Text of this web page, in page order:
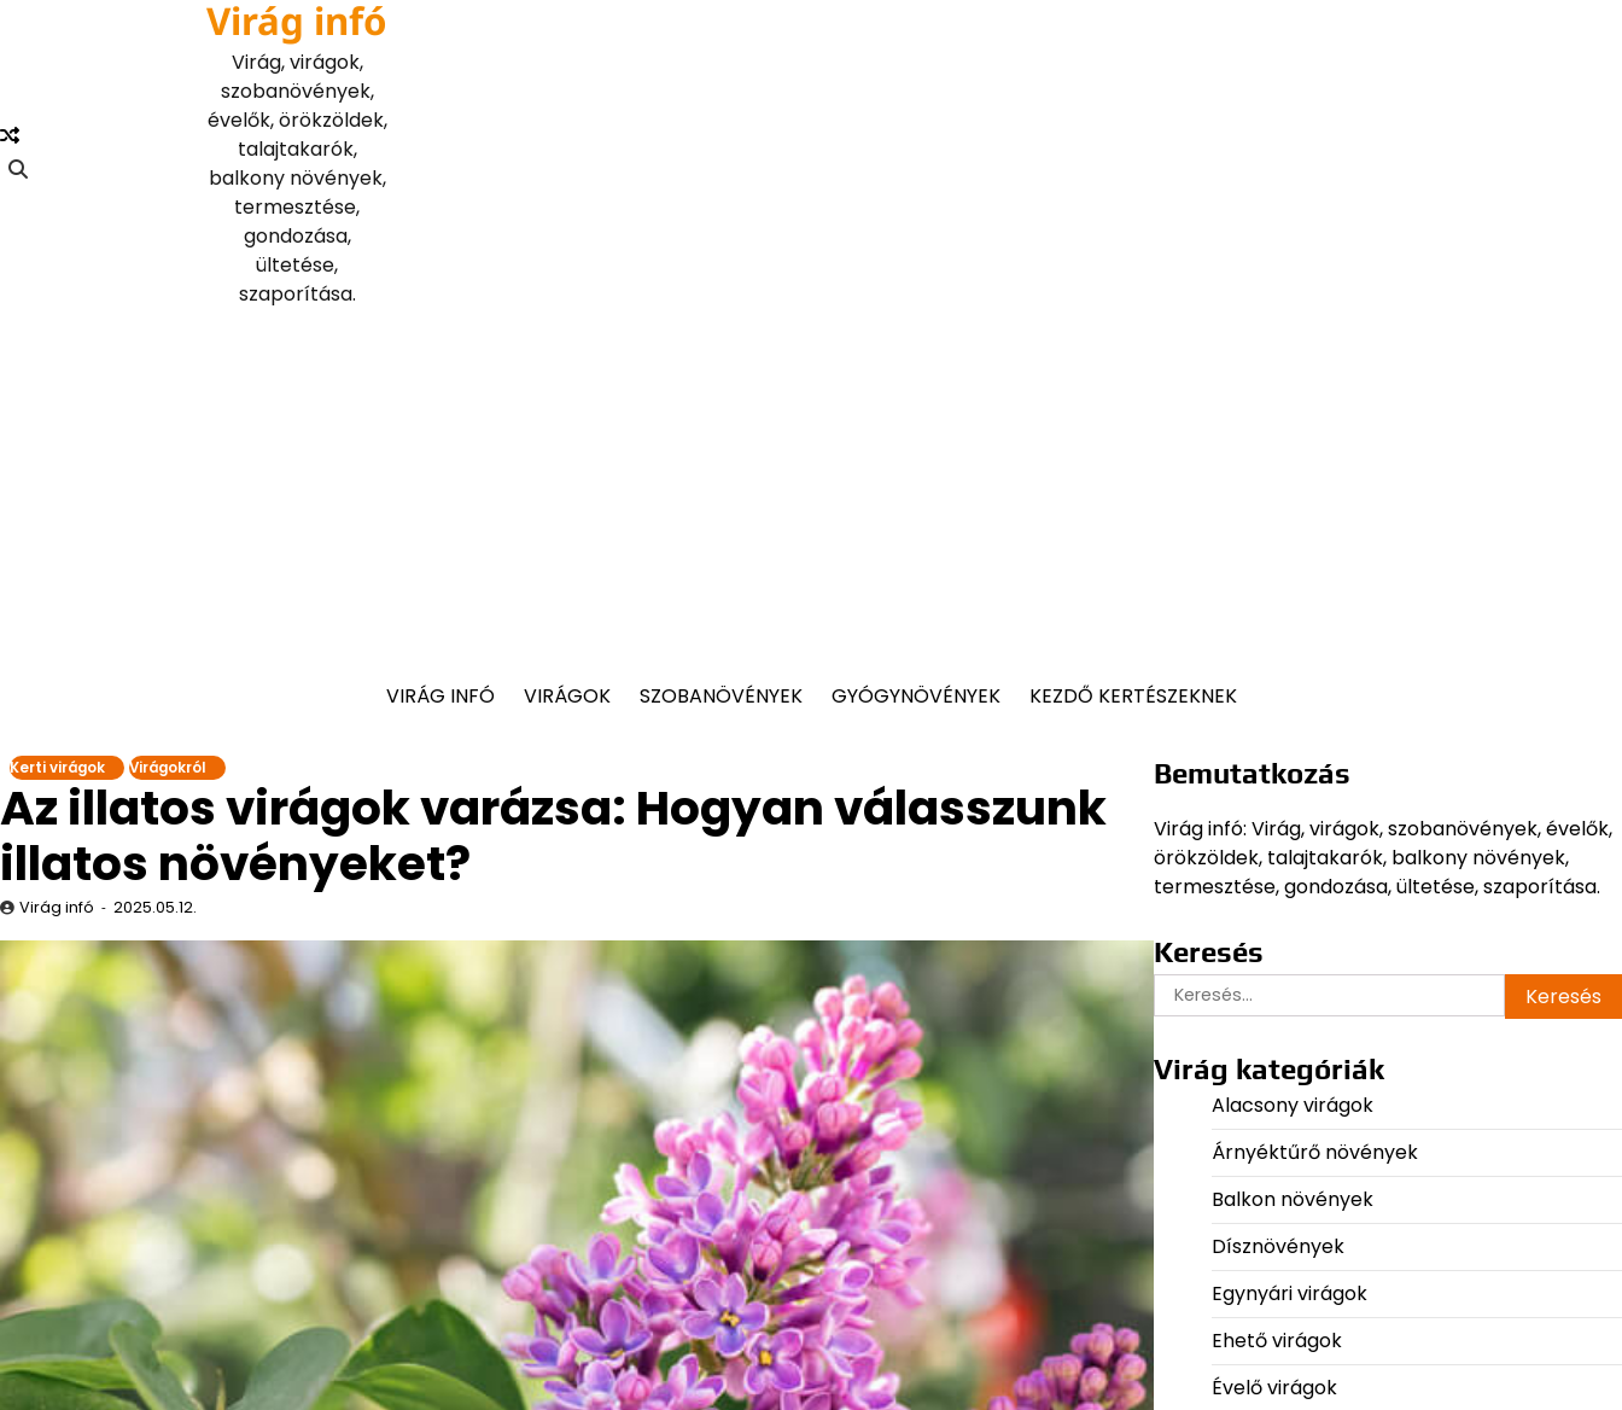
Virág infó
Virág, virágok,
szobanövények,
évelők, örökzöldek,
talajtakarók,
balkony növények,
termesztése,
gondozása,
ültetése,
szaporítása.
VIRÁG INFÓ VIRÁGOK SZOBANÖVÉNYEK GYÓGYNÖVÉNYEK KEZDŐ KERTÉSZEKNEK
Kerti virágok Virágokról
Az illatos virágok varázsa: Hogyan válasszunk
illatos növényeket?
Virág infó 2025.05.12.
Bemutatkozás
Virág infó: Virág, virágok, szobanövények, évelők,
örökzöldek, talajtakarók, balkony növények,
termesztése, gondozása, ültetése, szaporítása.
Keresés
Keresés:
Virág kategóriák
Alacsony virágok
Árnyéktűrő növények
Balkon növények
Dísznövények
Egynyári virágok
Ehető virágok
Évelő virágok